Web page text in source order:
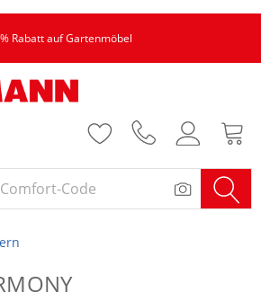
Rabatt auf Gartenmöbel